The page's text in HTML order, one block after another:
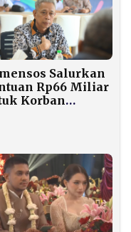
Salurkan
Rp66 Miliar
Korban